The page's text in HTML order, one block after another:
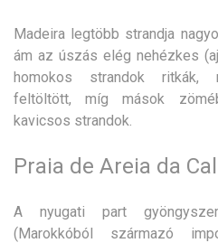
Madeira legtöbb strandja
ám az úszás elég nehézkes
homokos strandok ritkák,
feltöltött, míg mások
kavicsos strandok.
Praia de Areia da
A nyugati part
(Marokkóból származó